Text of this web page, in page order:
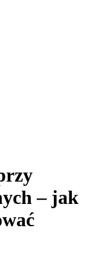
– jak